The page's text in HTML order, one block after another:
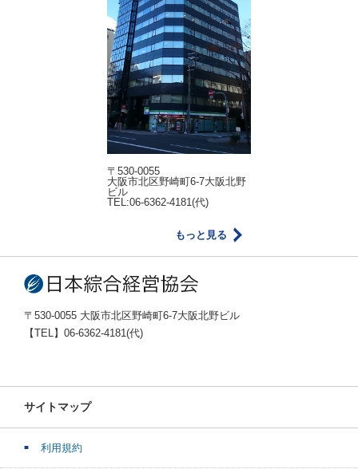
〒530-0055
大阪市北区野崎町6-7大阪北野
ビル
TEL:06-6362-4181(代)
もっと見る
〒530-0055 大阪市北区野崎町6-7大阪北野ビル
【TEL】06-6362-4181(代)
サイトマップ
利用規約